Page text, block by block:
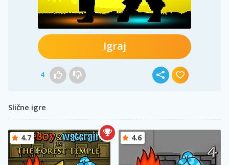
Igraj
4
Slične igre
4.7 4.6